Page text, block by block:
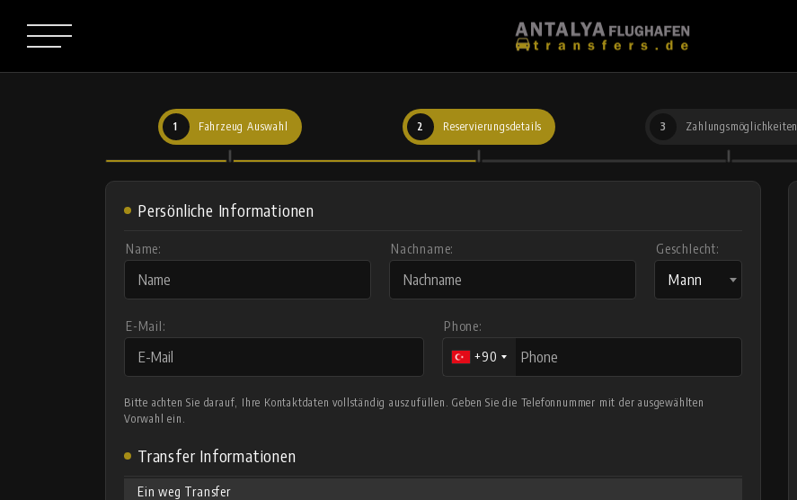
1 Fahrzeug Auswahl 2 Reservierungsdetails 3 Zahlungsmöglichkeiten
Persönliche Informationen
Name: Nachname: Geschlecht:
Mann
E-Mail:
Phone:
+90
Bitte achten Sie darauf, Ihre Kontaktdaten vollständig auszufüllen. Geben Sie die Telefonnummer mit der ausgewählten
Vorwahl ein.
Transfer Informationen
Ein weg Transfer